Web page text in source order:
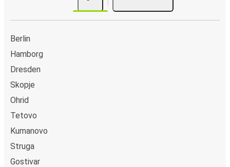
Berlin
Hamborg
Dresden
Skopje
Ohrid
Tetovo
Kumanovo
Struga
Gostivar